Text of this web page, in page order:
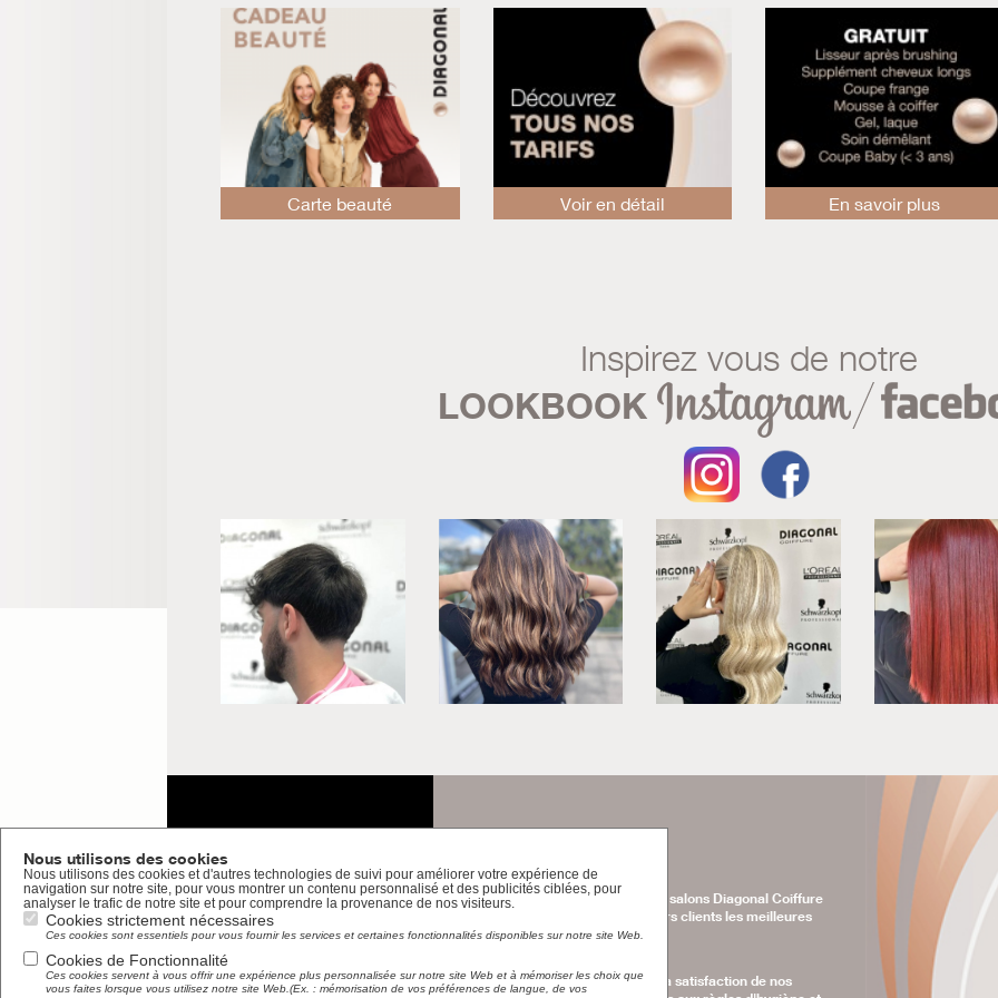
Inspirez vous de notre
LOOKBOOK
Nous utilisons des cookies
Nous utilisons des cookies et d'autres technologies de suivi pour améliorer votre expérience de
navigation sur notre site, pour vous montrer un contenu personnalisé et des publicités ciblées, pour
analyser le trafic de notre site et pour comprendre la provenance de nos visiteurs.
Cookies strictement nécessaires
Ces cookies sont essentiels pour vous fournir les services et certaines fonctionnalités disponibles sur notre site Web.
Cookies de Fonctionnalité
Ces cookies servent à vous offrir une expérience plus personnalisée sur notre site Web et à mémoriser les choix que
vous faites lorsque vous utilisez notre site Web.(Ex. : mémorisation de vos préférences de langue, de vos